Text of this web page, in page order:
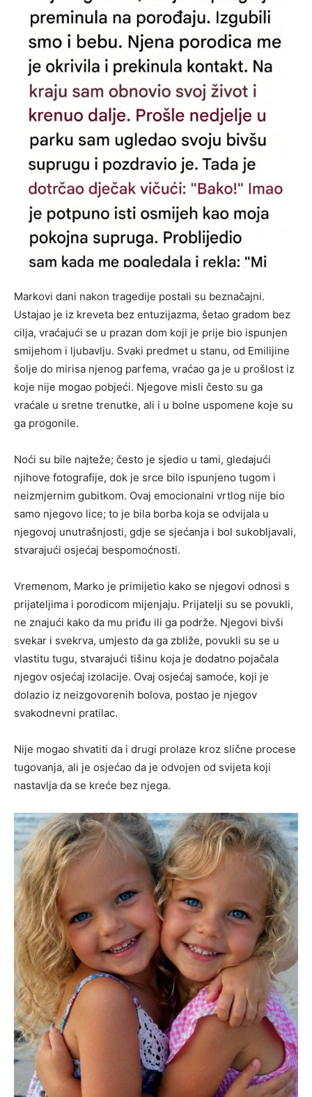
Markovi dani nakon tragedije postali su beznačajni.
Ustajao je iz kreveta bez entuzijazma, šetao gradom bez
cilja, vraćajući se u prazan dom koji je prije bio ispunjen
smijehom i ljubavlju. Svaki predmet u stanu, od Emilijine
šolje do mirisa njenog parfema, vraćao ga je u prošlost iz
koje nije mogao pobjeći. Njegove misli često su ga
vraćale u sretne trenutke, ali i u bolne uspomene koje su
ga progonile.
Noći su bile najteže; često je sjedio u tami, gledajući
njihove fotografije, dok je srce bilo ispunjeno tugom i
neizmjernim gubitkom. Ovaj emocionalni vrtlog nije bio
samo njegovo lice; to je bila borba koja se odvijala u
njegovoj unutrašnjosti, gdje se sjećanja i bol sukobljavali,
stvarajući osjećaj bespomoćnosti.
Vremenom, Marko je primijetio kako se njegovi odnosi s
prijateljima i porodicom mijenjaju. Prijatelji su se povukli,
ne znajući kako da mu priđu ili ga podrže. Njegovi bivši
svekar i svekrva, umjesto da ga zbliže, povukli su se u
vlastitu tugu, stvarajući tišinu koja je dodatno pojačala
njegov osjećaj izolacije. Ovaj osjećaj samoće, koji je
dolazio iz neizgovorenih bolova, postao je njegov
svakodnevni pratilac.
Nije mogao shvatiti da i drugi prolaze kroz slične procese
tugovanja, ali je osjećao da je odvojen od svijeta koji
nastavlja da se kreće bez njega.